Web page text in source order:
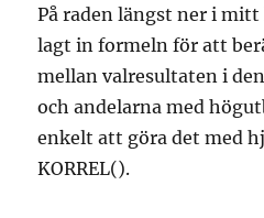
På raden längst ner i
lagt in formeln för att
mellan valresultaten i
och andelarna med
enkelt att göra det med
KORREL().